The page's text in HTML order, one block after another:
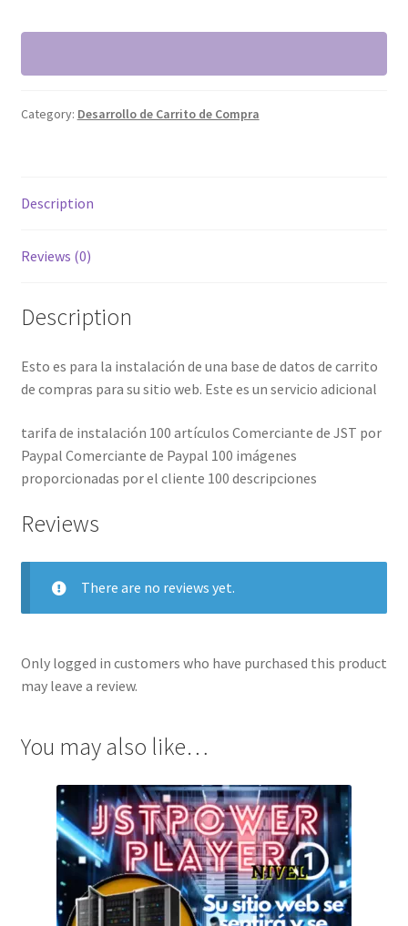
–
quantity
Category: Desarrollo de Carrito de Compra
Description
Reviews (0)
Description
Esto es para la instalación de una base de datos de carrito
de compras para su sitio web. Este es un servicio adicional
tarifa de instalación 100 artículos Comerciante de JST por
Paypal Comerciante de Paypal 100 imágenes
proporcionadas por el cliente 100 descripciones
Reviews
There are no reviews yet.
Only logged in customers who have purchased this product
may leave a review.
You may also like…